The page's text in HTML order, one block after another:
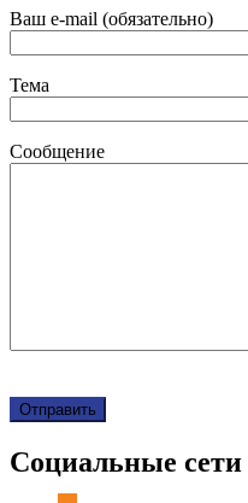
Ваш e-mail (обязательно)
Тема
Сообщение
Социальные сети